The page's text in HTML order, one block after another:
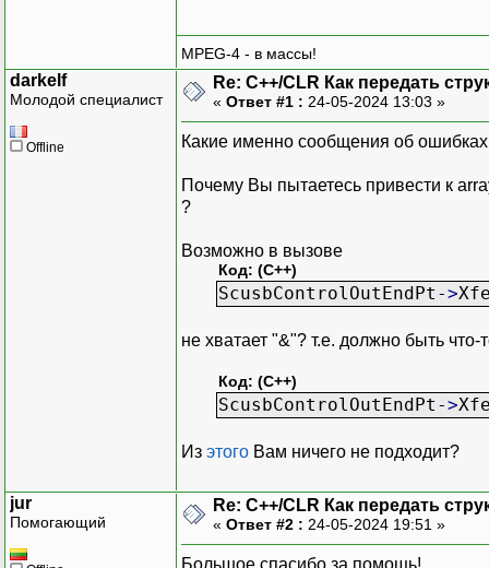
MPEG-4 - в массы!
darkelf
Молодой специалист
Offline
Re: C++/CLR Как передать
« Ответ #1 : 24-05-2024 13:03 »
Какие именно сообщения об
Почему Вы пытаетесь привести к
?
Возможно в вызове
Код: (C++)
ScusbControlOutEndPt ->
не хватает "&"? т.е. должно быть что-
Код: (C++)
ScusbControlOutEndPt ->
Из этого Вам ничего не подходит?
jur
Помогающий
Re: C++/CLR Как передать
« Ответ #2 : 24-05-2024 19:51 »
Большое спасибо за помощь!